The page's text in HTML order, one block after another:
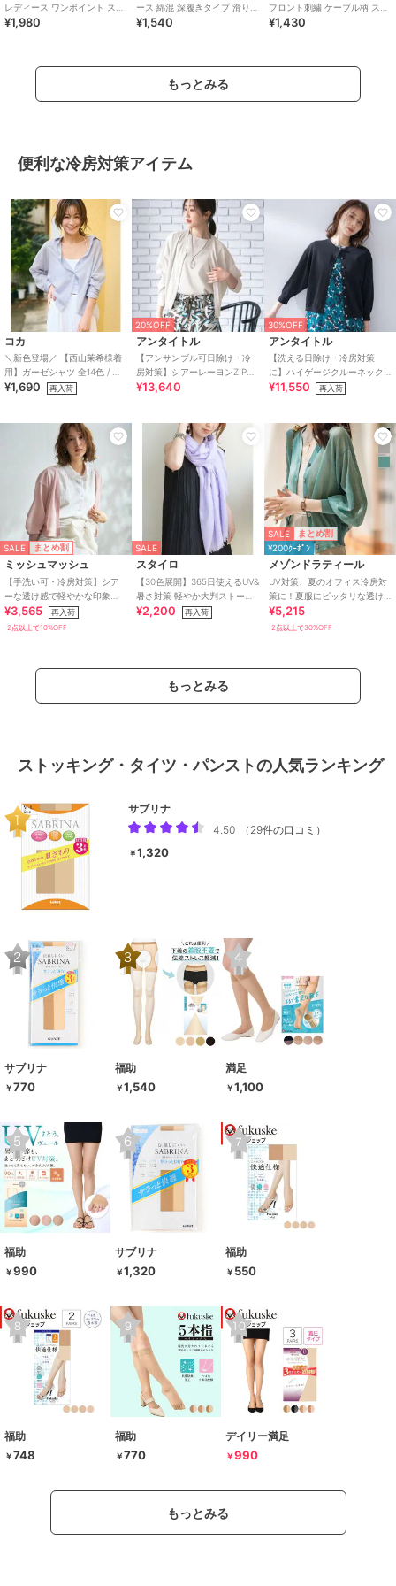
レディース ワンポイント スニ
ーカー丈 ソックス
¥1,980
ース 綿混 深履きタイプ 滑り止
め付き フットカバー
¥1,540
フロント刺繍 ケーブル柄 スニ
ーカー丈ソックス レディス
¥1,430
もっとみる
便利な冷房対策アイテム
コカ
＼新色登場／ 【西山茉希様着
用】ガーゼシャツ 全14色 / 冷
房対策
¥1,690 再入荷
20%OFF
アンタイトル
【アンサンブル可日除け・冷
房対策】シアーレーヨンZIPカ
ーディガン
¥13,640
30%OFF
アンタイトル
【洗える日除け・冷房対策
に】ハイゲージクルーネック
カーディガン
¥11,550 再入荷
SALE まとめ割
ミッシュマッシュ
【手洗い可・冷房対策】シア
ーな透け感で軽やかな印象
に。2026春夏新作 ラメシアー
ボレロカーディガン
¥3,565 再入荷
2点以上で10%OFF
SALE
スタイロ
【30色展開】365日使えるUV&
暑さ対策 軽やか大判ストール
薄手 無地 冷房対策 春夏秋冬
¥2,200 再入荷
SALE まとめ割
¥200ｸｰﾎﾟﾝ
メゾンドラティール
UV対策、夏のオフィス冷房対
策に！夏服にピッタリな透け
感Vネック上品シアーUVカッ
トカーデ
¥5,215
2点以上で30%OFF
もっとみる
ストッキング・タイツ・パンストの人気ランキング
サブリナ
4.50
（ 29件の口コミ ）
￥1,320
サブリナ
￥770
福助
￥1,540
満足
￥1,100
福助
￥990
サブリナ
￥1,320
福助
￥ 550
福助
￥748
福助
￥770
デイリー満足
￥990
もっとみる